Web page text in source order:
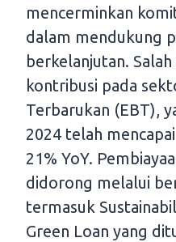
mencerminkan
dalam mendukung
berkelanjutan.
kontribusi pada
Terbarukan (EBT),
2024 telah
21% YoY.
didorong melalui
termasuk
Green Loan yang